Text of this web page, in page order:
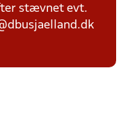
stævnet evt.